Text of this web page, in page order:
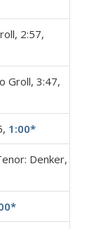
2:57,
Groll, 3:47,
1:00*
Denker,